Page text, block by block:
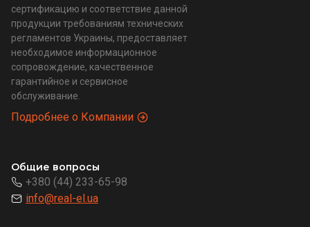
сертификацию и соответствие данной
продукции требованиям технических
регламентов Украины, предоставляет
необходимое информационное
сопровождение, качественное
гарантийное и сервисное
обслуживание.
Подробнее о Компании
Общие вопросы
+380 (44) 233-65-98
info@real-el.ua